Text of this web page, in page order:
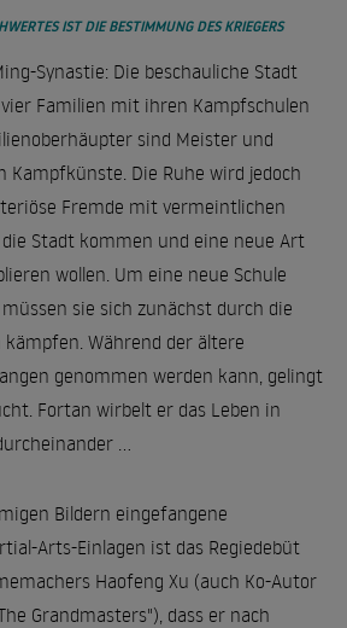
IST DIE BESTIMMUNG DES KRIEGERS
Synastie: Die beschauliche Stadt
Familien mit ihren Kampfschulen
sind Meister und
Kampfkünste. Die Ruhe wird jedoch
Fremde mit vermeintlichen
Stadt kommen und eine neue Art
wollen. Um eine neue Schule
sie sich zunächst durch die
kämpfen. Während der ältere
genommen werden kann, gelingt
Fortan wirbelt er das Leben in
...
Bildern eingefangene
Arts-Einlagen ist das Regiedebüt
Haofeng Xu (auch Ko-Autor
Grandmasters"), dass er nach